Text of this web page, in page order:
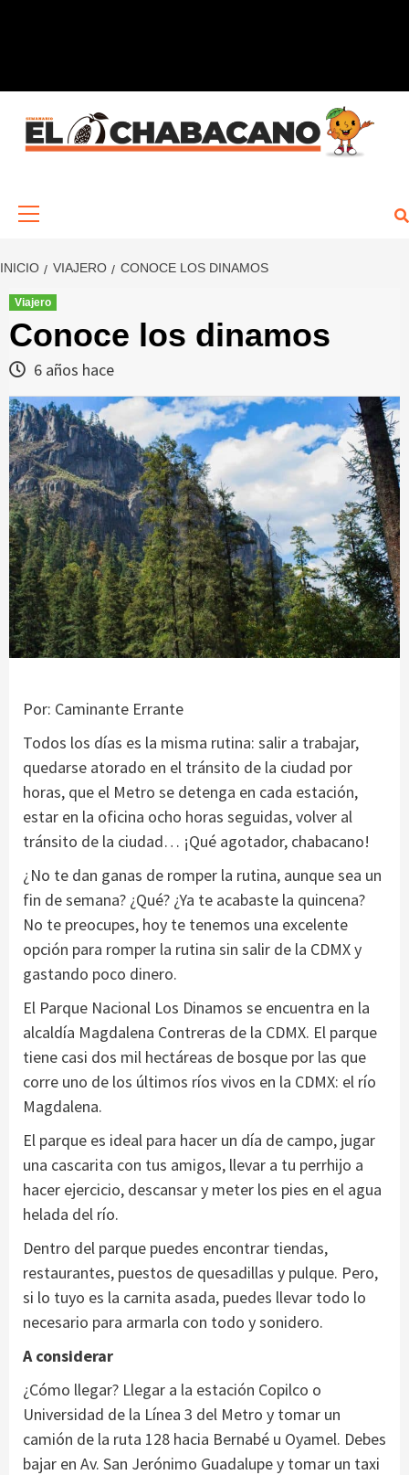
INICIO VIAJERO CONOCE LOS DINAMOS
Viajero
Conoce los dinamos
6 años hace
Por: Caminante Errante
Todos los días es la misma rutina: salir a trabajar,
quedarse atorado en el tránsito de la ciudad por
horas, que el Metro se detenga en cada estación,
estar en la oficina ocho horas seguidas, volver al
tránsito de la ciudad… ¡Qué agotador, chabacano!
¿No te dan ganas de romper la rutina, aunque sea un
fin de semana? ¿Qué? ¿Ya te acabaste la quincena?
No te preocupes, hoy te tenemos una excelente
opción para romper la rutina sin salir de la CDMX y
gastando poco dinero.
El Parque Nacional Los Dinamos se encuentra en la
alcaldía Magdalena Contreras de la CDMX. El parque
tiene casi dos mil hectáreas de bosque por las que
corre uno de los últimos ríos vivos en la CDMX: el río
Magdalena.
El parque es ideal para hacer un día de campo, jugar
una cascarita con tus amigos, llevar a tu perrhijo a
hacer ejercicio, descansar y meter los pies en el agua
helada del río.
Dentro del parque puedes encontrar tiendas,
restaurantes, puestos de quesadillas y pulque. Pero,
si lo tuyo es la carnita asada, puedes llevar todo lo
necesario para armarla con todo y sonidero.
A considerar
¿Cómo llegar? Llegar a la estación Copilco o
Universidad de la Línea 3 del Metro y tomar un
camión de la ruta 128 hacia Bernabé u Oyamel. Debes
bajar en Av. San Jerónimo Guadalupe y tomar un taxi